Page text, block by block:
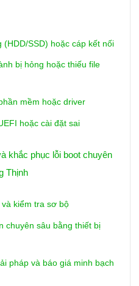
(HDD/SSD) hoặc cáp kết nối
bị hỏng hoặc thiếu file
mềm hoặc driver
hoặc cài đặt sai
khắc phục lỗi boot chuyên
Thịnh
kiểm tra sơ bộ
chuyên sâu bằng thiết bị
pháp và báo giá minh bạch